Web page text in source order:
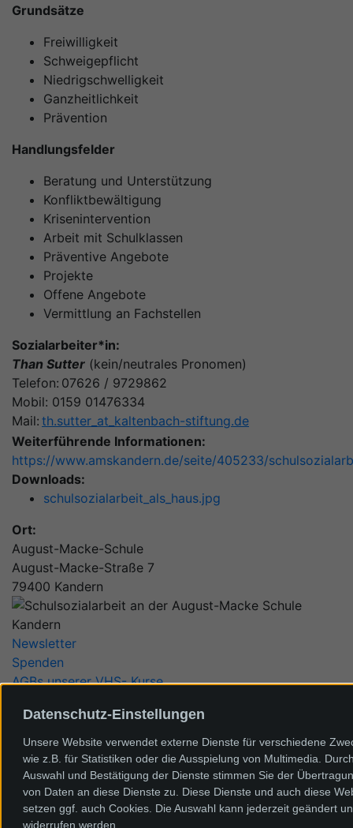
Grundsätze
Freiwilligkeit
Schweigepflicht
Niedrigschwelligkeit
Ganzheitlichkeit
Prävention
Handlungsfelder
Beratung und Unterstützung
Konfliktbewältigung
Krisenintervention
Arbeit mit Schulklassen
Präventive Angebote
Projekte
Offene Angebote
Vermittlung an Fachstellen
Sozialarbeiter*in:
Than Sutter (kein/neutrales Pronomen)
Telefon: 07626 / 9729862
Mobil: 0159 01476334
Mail: th.sutter _at_ kaltenbach-stiftung.de
Weiterführende Informationen:
https://www.amskandern.de/seite/405233/
Downloads:
schulsozialarbeit_als_haus.jpg
Ort:
August-Macke-Schule
August-Macke-Straße 7
79400 Kandern
Newsletter
Spenden
AGBs unserer VHS- Kurse
Anfahrtsplan
Datenschutz
Intranet
Cookie Einstellungen
Dieter-Kaltenbach-Stiftung
Konrad-Adenauer-Straße 22
Datenschutz-Einstellungen
Unsere Website verwendet externe Dienste für verschiedene
wie z.B. für Statistiken oder die Ausspielung von Multimedia.
Auswahl und Bestätigung der Dienste stimmen Sie der
von Daten an diese Dienste zu. Diese Dienste und auch diese
setzen ggf. auch Cookies. Die Auswahl kann jederzeit geändert
widerrufen werden.